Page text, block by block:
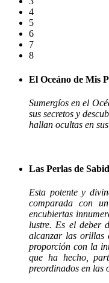
4
5
6
7
8
El Oceáno de Mis
Sumergíos en el
sus secretos y
hallan ocultas en
Las Perlas de
Esta potente y
comparada con
encubiertas
lustre. Es el deber
alcanzar las orillas
proporción con la
que ha hecho,
preordinados en las